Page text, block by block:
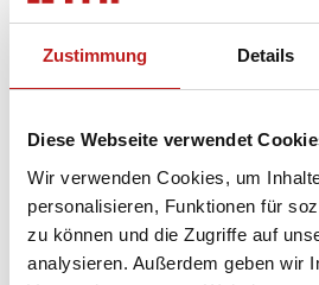
Zustimmung Details
Diese Webseite verwendet
Wir verwenden Cookies, um
personalisieren, Funktionen für
zu können und die Zugriffe auf
analysieren. Außerdem geben wir
Einen besonderen Stellenwert
Bürokratieabbau ein. Gerade
geplante Thüringer
weniger administrative Hürden
entlasten, Investitionen
Bauen überhaupt erst
„Bezahlbares Bauen braucht